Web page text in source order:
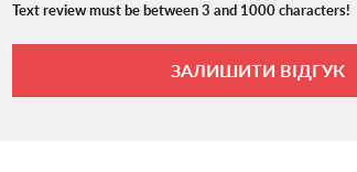
Text review must be between 3 and 1000 characters!
ЗАЛИШИТИ ВІДГУК